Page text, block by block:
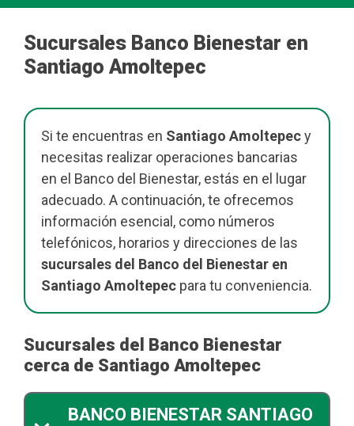
Sucursales Banco Bienestar en
Santiago Amoltepec
Si te encuentras en Santiago Amoltepecy
necesitas realizar operaciones bancarias
en el Banco del Bienestar, estás en el lugar
adecuado. A continuación, te ofrecemos
información esencial, como números
telefónicos, horarios y direcciones de las
sucursales del Banco del Bienestar en
Santiago Amoltepec para tu conveniencia.
Sucursales del Banco Bienestar
cerca de Santiago Amoltepec
BANCO BIENESTAR SANTIAGO